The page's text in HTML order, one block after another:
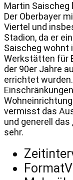
Martin Saischeg
Der Oberbayer
Viertel und
Stadion, da er
Saischeg wohnt
Werkstätten für
der 90er Jahre
errichtet
vermisst das
und generell das
sehr.
Format